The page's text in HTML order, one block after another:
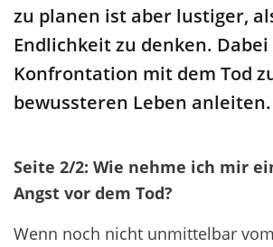
zu planen ist aber lustiger,
Endlichkeit zu denken.
Konfrontation mit dem Tod
bewussteren Leben anleiten.
Seite 2/2: Wie nehme ich mir
Angst vor dem Tod?
Wenn noch nicht unmittelbar